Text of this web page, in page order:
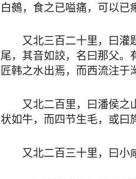
白鵺，食之已嗌痛，可以已
又北三百二十里，曰灌
尾，其音如詨，名曰那父。
匠韩之水出焉，而西流注于
又北二百里，曰潘侯之
状如牛，而四节生毛，或曰
又北二百三十里，曰小